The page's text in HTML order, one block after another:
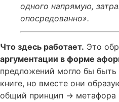
одного напрямую,
опосредованно».
Что здесь работает. Это
аргументации в форме
предложений могло бы
книге, но вместе они
общий принцип → метафора